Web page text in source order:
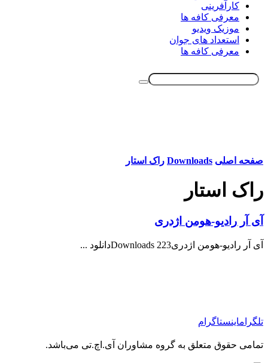
کارآفرینی
معرفی کافه ها
موزیک ویدیو
استعداد های جوان
معرفی کافه ها
صفحه اصلی Downloads راک استار
راک استار
آی آر رادیو-هومن اژدری
آی آر رادیو-هومن اژدری223 Downloadsدانلود ...
تلگراماینستاگرام
تمامی حقوق متعلق به گروه مشاوران آی.اچ.تی می‌باشد.